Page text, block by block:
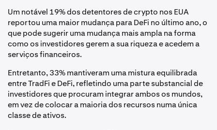
Um notável 19% dos detentores de crypto nos EUA
reportou uma maior mudança para DeFi no último ano, o
que pode sugerir uma mudança mais ampla na forma
como os investidores gerem a sua riqueza e acedem a
serviços financeiros.
Entretanto, 33% mantiveram uma mistura equilibrada
entre TradFi e DeFi, refletindo uma parte substancial de
investidores que procuram integrar ambos os mundos,
em vez de colocar a maioria dos recursos numa única
classe de ativos.